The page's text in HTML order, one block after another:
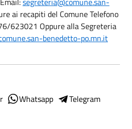
ai recapiti del Comune Telefono
623021 Oppure alla Segreteria
benedetto-po.mn.it
Whatsapp
Telegram